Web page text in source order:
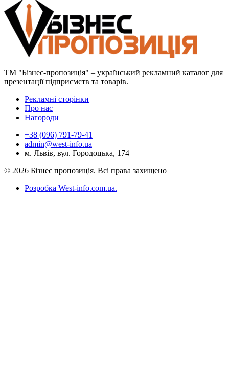
ТМ "Бізнес-пропозиція" – український рекламний каталог для
презентації підприємств та товарів.
Рекламні сторінки
Про нас
Нагороди
+38 (096) 791-79-41
admin@west-info.ua
м. Львів, вул. Городоцька, 174
© 2026 Бізнес пропозиція. Всі права захищено
Розробка West-info.com.ua.